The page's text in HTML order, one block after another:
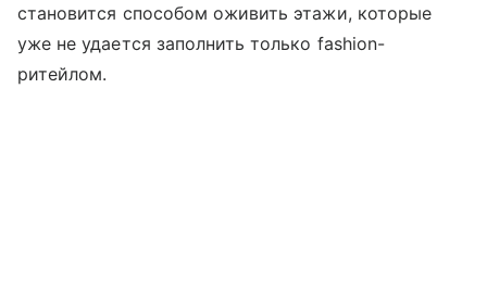
становится способом оживить этажи, которые
уже не удается заполнить только fashion-
ритейлом.